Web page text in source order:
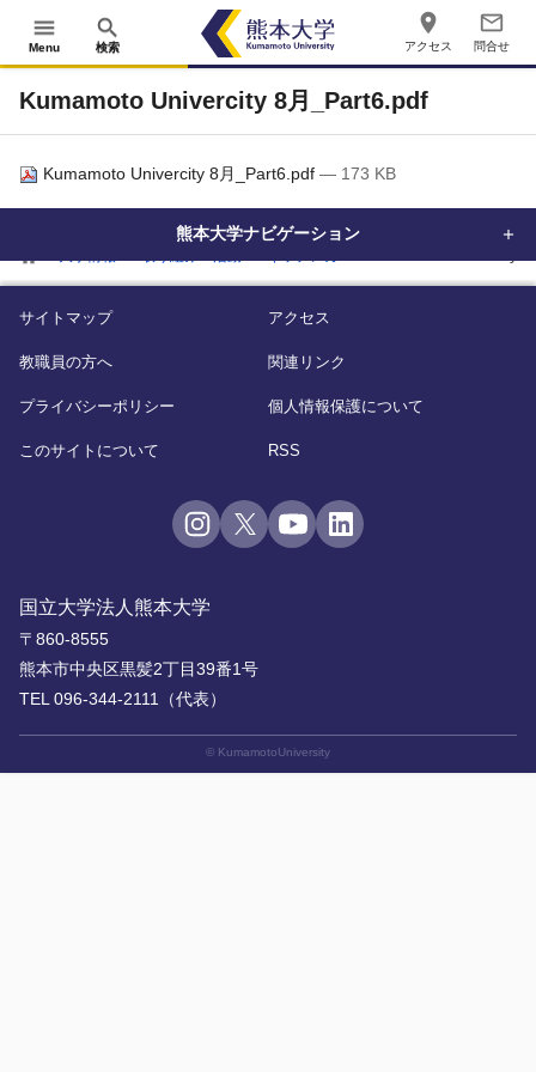
menu
Menu
search
検索
place
アクセス
mail_outline
問合せ
home
Kumamoto Univercity 8月_Part6.pdf
Kumamoto Univercity 8月_Part6.pdf — 173 KB
熊本大学ナビゲーション
国立大学法人熊本大学
〒860-8555
熊本市中央区黒髪2丁目39番1号
TEL 096-344-2111（代表）
サイトマップ アクセス
教職員の方へ 関連リンク
プライバシーポリシー 個人情報保護について
このサイトについて RSS
© KumamotoUniversity